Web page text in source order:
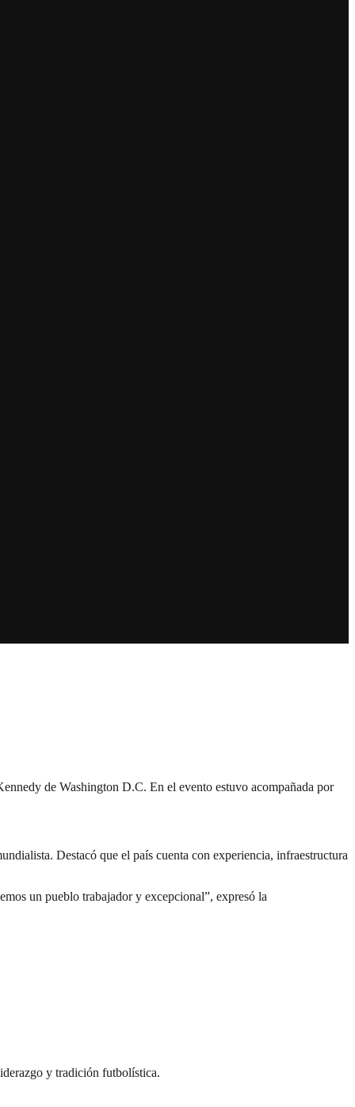
de Washington D.C. En el evento estuvo acompañada por
Destacó que el país cuenta con experiencia, infraestructura
un pueblo trabajador y excepcional”, expresó la
y tradición futbolística.